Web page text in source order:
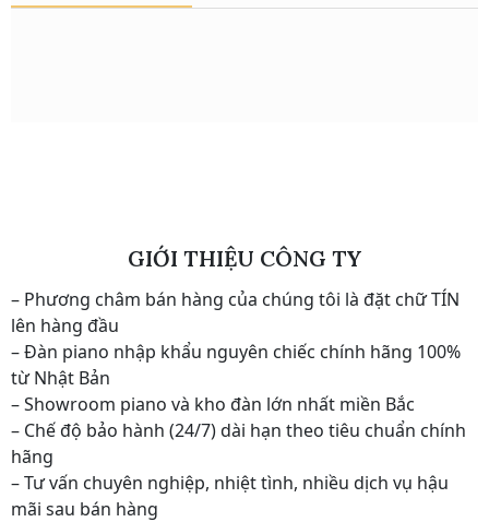
GIỚI THIỆU CÔNG TY
– Phương châm bán hàng của chúng tôi là đặt chữ TÍN
lên hàng đầu
– Đàn piano nhập khẩu nguyên chiếc chính hãng 100%
từ Nhật Bản
– Showroom piano và kho đàn lớn nhất miền Bắc
– Chế độ bảo hành (24/7) dài hạn theo tiêu chuẩn chính
hãng
– Tư vấn chuyên nghiệp, nhiệt tình, nhiều dịch vụ hậu
mãi sau bán hàng